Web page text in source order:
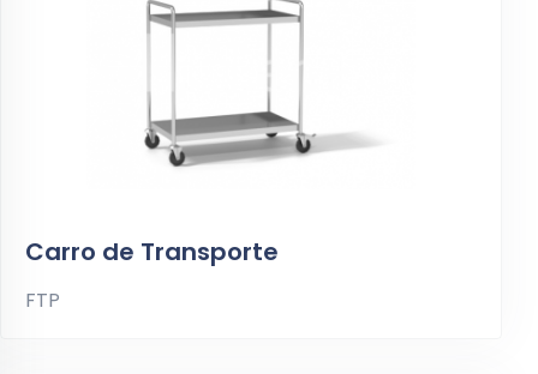
Carro de Transporte
FTP